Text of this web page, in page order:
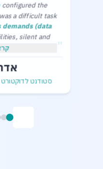
configured the
a difficult task
demands (data
silent and
limited budget.
lot,
"
סטודנט לדוקטורט